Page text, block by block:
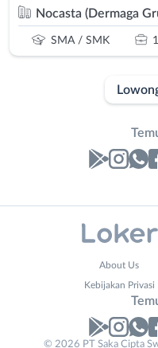
Nocasta (Dermaga
SMA / SMK
No. Telp /
About Us
Kebijakan Privasi
© 2026 PT Saka Cipta